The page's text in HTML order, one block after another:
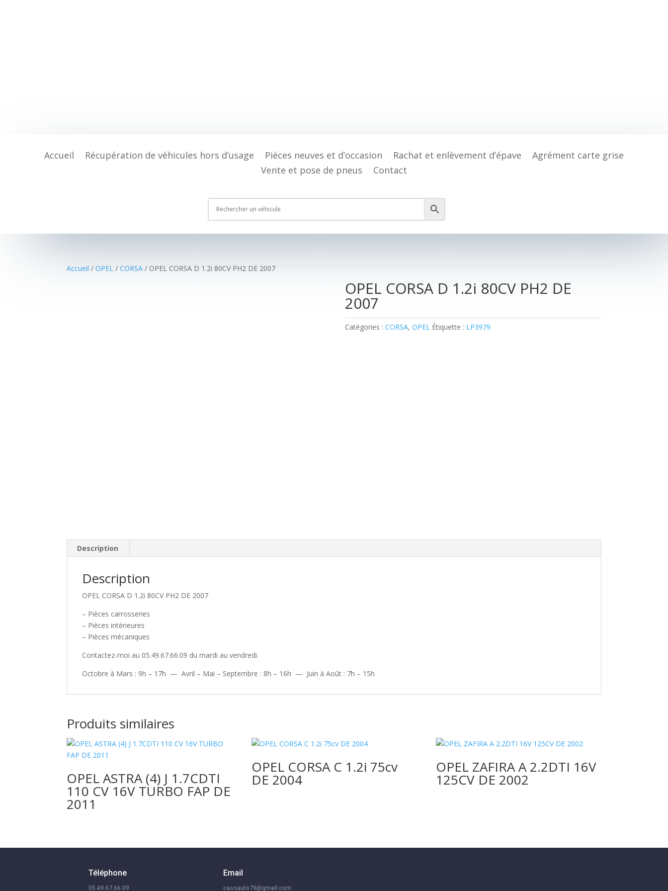
Accueil Récupération de véhicules hors d’usage Pièces neuves et d’occasion Rachat et enlèvement d’épave
Agrément carte grise
Vente et pose de pneus
Contact
Accueil /OPEL /CORSA / OPEL CORSA D 1.2i 80CV PH2 DE 2007
OPEL CORSA D 1.2i 80CV PH2 DE
2007
Catégories : CORSA, OPEL Étiquette : LP3979
Description
Description
OPEL CORSA D 1.2i 80CV PH2 DE 2007
– Pièces carrosseries
– Pièces intérieures
– Pièces mécaniques
Contactez-moi au 05.49.67.66.09 du mardi au vendredi.
Octobre à Mars : 9h – 17h — Avril – Mai – Septembre : 8h – 16h — Juin à Août : 7h – 15h
Produits similaires
OPEL ASTRA (4) J 1.7CDTI
110 CV 16V TURBO FAP DE
2011
OPEL CORSA C 1.2i 75cv
DE 2004
OPEL ZAFIRA A 2.2DTI 16V
125CV DE 2002
Téléphone
05.49.67.66.09
Email
cassauto79@gmail.com